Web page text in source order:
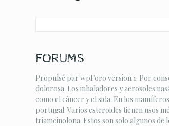
FORUMS
Propulsé par wpForo version 1. Por
dolorosa. Los inhaladores y aerosoles
como el cáncer y el sida. En los
portugal. Varios esteroides tienen usos
triamcinolona. Estos son solo algunos